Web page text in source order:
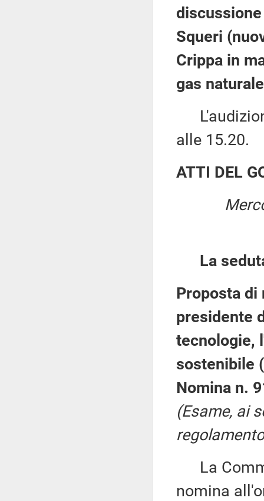
Squeri
Crippa in
gas
alle 15.20.
ATTI DEL
La
Proposta di
presidente
tecnologie,
sostenibile
Nomina n.
(Esame, ai
La
nomina